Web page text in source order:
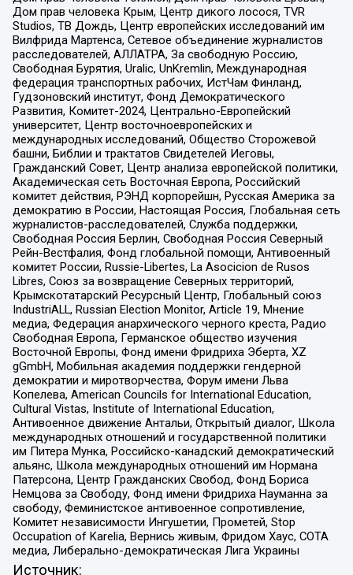
Дом прав человека Крым, Центр дикого лосося, TVR
Studios, ТВ Дождь, Центр европейских исследований им
Вилфрида Мартенса, Сетевое объединение журналистов
расследователей, АЛЛАТРА, За свободную Россию,
Свободная Бурятия, Uralic, UnKremlin, Международная
федерация транспортных рабочих, ИстЧам Финланд,
Гудзоновский институт, Фонд Демократического
Развития, Комитет-2024, Центрально-Европейский
университет, Центр восточноевропейских и
международных исследований, Общество Сторожевой
башни, Библии и трактатов Свидетелей Иеговы,
Гражданский Совет, Центр анализа европейской политики,
Академическая сеть Восточная Европа, Российский
комитет действия, РЭНД корпорейшн, Русская Америка за
демократию в России, Настоящая Россия, Глобальная сеть
журналистов-расследователей, Служба поддержки,
Свободная Россия Берлин, Свободная Россия Северный
Рейн-Вестфалия, Фонд глобальной помощи, Антивоенный
комитет России, Russie-Libertes, La Asocicion de Rusos
Libres, Союз за возвращение Северных территорий,
Крымскотатарский Ресурсный Центр, Глобальный союз
IndustriALL, Russian Election Monitor, Article 19, Мнение
медиа, Федерация анархического черного креста, Радио
Свободная Европа, Германское общество изучения
Восточной Европы, Фонд имени Фридриха Эберта, XZ
gGmbH, Мобильная академия поддержки гендерной
демократии и миротворчества, Форум имени Льва
Копелева, American Councils for International Education,
Cultural Vistas, Institute of International Education,
Антивоенное движение Антальи, Открытый диалог, Школа
международных отношений и государственной политики
им Питера Мунка, Российско-канадский демократический
альянс, Школа международных отношений им Нормана
Патерсона, Центр Гражданских Свобод, Фонд Бориса
Немцова за Свободу, Фонд имени Фридриха Науманна за
свободу, Феминистское антивоенное сопротивление,
Комитет независимости Ингушетии, Прометей, Stop
Occupation of Karelia, Вернись живым, Фридом Хаус, СОТА
медиа, Либерально-демократическая Лига Украины
Источник: